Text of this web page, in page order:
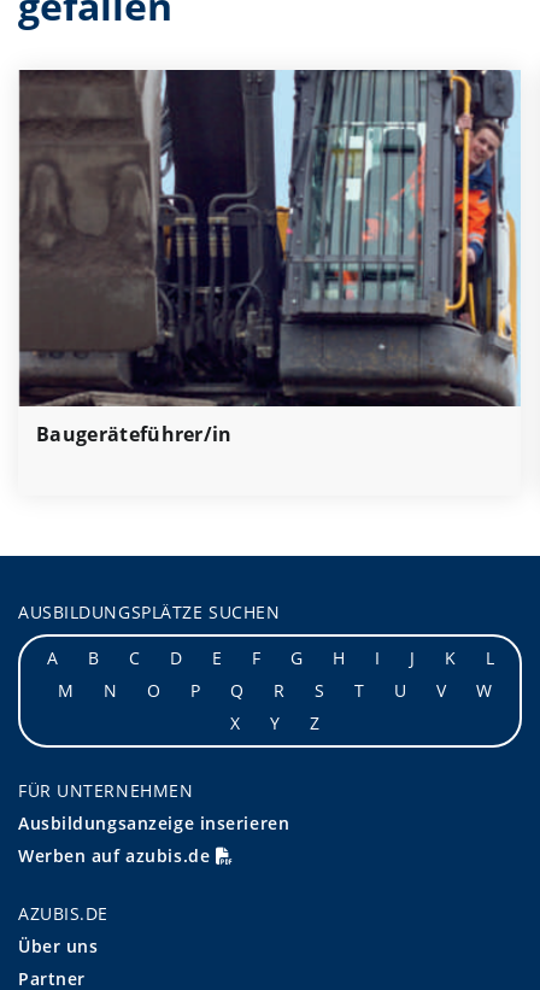
Baugeräteführer/in
AUSBILDUNGSPLÄTZE SUCHEN
A
B C D E F G H I J K
L
M
N O P Q R S T U V
W
X
Y Z
FÜR UNTERNEHMEN
Ausbildungsanzeige inserieren
Werben auf azubis.de
AZUBIS.DE
Über uns
Partner